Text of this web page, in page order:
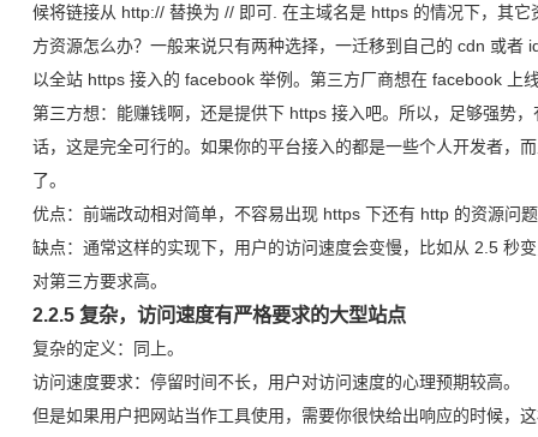
候将链接从 http:// 替换为 // 即可. 在主域名是 https 的情况下，其
方资源怎么办？一般来说只有两种选择，一迁移到自己的 cdn 或者
以全站 https 接入的 facebook 举例。第三方厂商想在 facebook 上
第三方想：能赚钱啊，还是提供下 https 接入吧。所以，足够强势
话，这是完全可行的。如果你的平台接入的都是一些个人开发者，
了。
优点：前端改动相对简单，不容易出现 https 下还有 http 的资源问
缺点：通常这样的实现下，用户的访问速度会变慢，比如从 2.5 秒
对第三方要求高。
2.2.5 复杂，访问速度有严格要求的大型站点
复杂的定义：同上。
访问速度要求：停留时间不长，用户对访问速度的心理预期较高。
但是如果用户把网站当作工具使用，需要你很快给出响应的时候，